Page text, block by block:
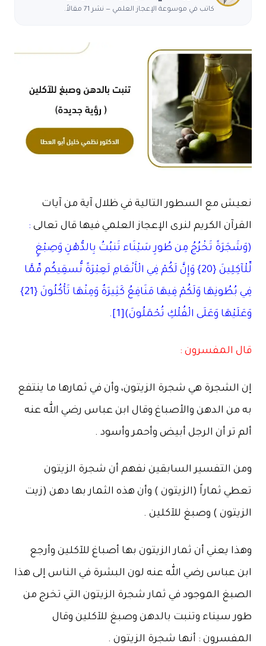
كاتب في موسوعة الإعجاز العلمي — نشر 71 مقالاً.
نعيش مع السطور التالية في ظلال آية من آيات
القرآن الكريم لنرى الإعجاز العلمي فيها قال تعالى :
(وَشَجَرَةً تَخْرُجُ مِن طُورِ سَيْنَاء تَنبُتُ بِالدُّهْنِ وَصِبْغٍ
لِّلْآكِلِينَ {20} وَإِنَّ لَكُمْ فِي الْأَنْعَامِ لَعِبْرَةً نُّسقِيكُم مِّمَّا
فِي بُطُونِهَا وَلَكُمْ فِيهَا مَنَافِعُ كَثِيرَةٌ وَمِنْهَا تَأْكُلُونَ {21}
وَعَلَيْهَا وَعَلَى الْفُلْكِ تُحْمَلُونَ)[1].
قال المفسرون :
إن الشجرة هي شجرة الزيتون، وأن في ثمارها ما ينتفع
به من الدهن والأصباغ وقال ابن عباس رضي الله عنه
ألم تر أن الرجل أبيض وأحمر وأسود .
ومن التفسير السابقين نفهم أن شجرة الزيتون
تعطي ثماراً (الزيتون ) وأن هذه الثمار بها دهن (زيت
الزيتون ) وصبغ للآكلين .
وهذا يعني أن ثمار الزيتون بها أصباغ للآكلين وأرجع
ابن عباس رضي الله عنه لون البشرة في الناس إلى هذا
الصبغ الموجود في ثمار شجرة الزيتون التي تخرج من
طور سيناء وتنبت بالدهن وصبغ للآكلين وقال
المفسرون : أنها شجرة الزيتون .